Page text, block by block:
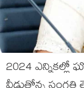
2024 ఎన్నికల్లో